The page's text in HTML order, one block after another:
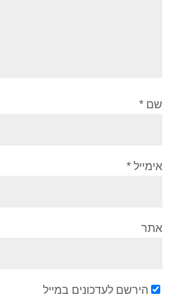
שם *
אימייל *
אתר
הירשם לעדכונים במייל